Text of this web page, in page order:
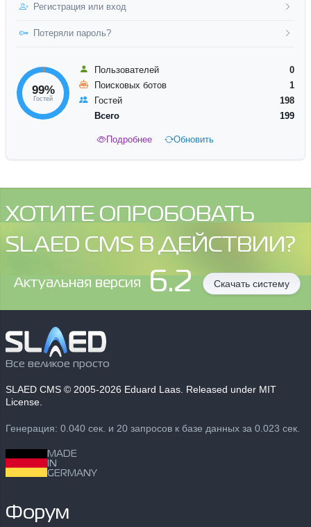
Регистрация или вход
Потеряли пароль?
99%
Гостей
Пользователей
0
Поисковых ботов
1
Гостей
198
Всего
199
Подробнее Обновить
ХОТИТЕ ОПРОБОВАТЬ
SLAED CMS В ДЕЙСТВИИ?
Aктуальная версия 6.2 Скачать систему
Все великое просто
SLAED CMS © 2005-2026 Eduard Laas. Released under MIT
License.
Генерация: 0.040 сек. и 20 запросов к базе данных за 0.023 сек.
MADE
IN
GERMANY
Форум